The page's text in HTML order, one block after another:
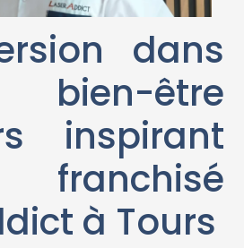
dans
être
inspirant
à Tours